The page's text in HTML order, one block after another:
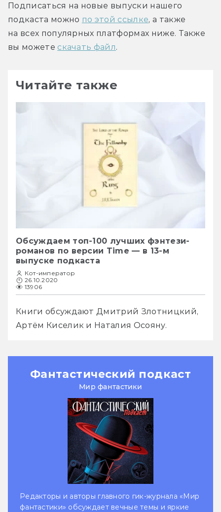
Подписаться на новые выпуски нашего
подкаста можно по этой ссылке, а также
на всех популярных платформах ниже. Также
вы можете скачать файл.
Читайте также
Обсуждаем топ-100 лучших фэнтези-
романов по версии Time — в 13-м
выпуске подкаста
Кот-император
26.10.2020
13906
Книги обсуждают Дмитрий Злотницкий,
Артём Киселик и Наталия Осояну.
Фантастический подкаст
Мир фантастики
Редакторы и авторы главного гик-журнала «Мир
фантастики» обсуждает вечные темы и яркие